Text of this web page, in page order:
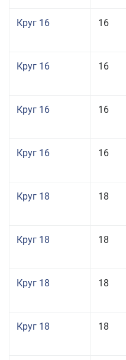
Круг 16 16
Круг 16 16
Круг 16 16
Круг 16 16
Круг 18 18
Круг 18 18
Круг 18 18
Круг 18 18